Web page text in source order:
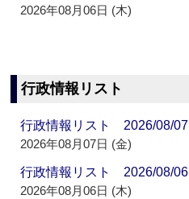
2026年08月06日 (木)
行政情報リスト
行政情報リスト 2026/08/07
2026年08月07日 (金)
行政情報リスト 2026/08/06
2026年08月06日 (木)